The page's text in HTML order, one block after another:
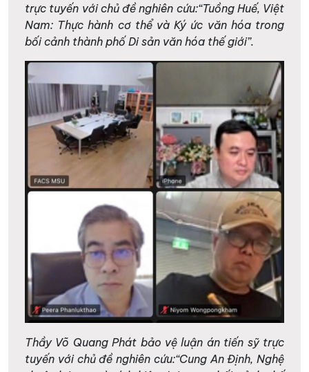
trực tuyến với chủ đề nghiên cứu:“Tuồng Huế, Việt
Nam: Thực hành cơ thể và Ký ức văn hóa trong
bối cảnh thành phố Di sản văn hóa thế giới”.
Thầy Võ Quang Phát bảo vệ luận án tiến sỹ trực
tuyến với chủ đề nghiên cứu:“Cung An Định, Nghệ